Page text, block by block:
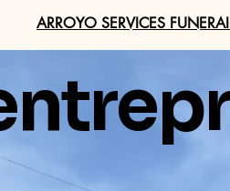
ARROYO SERVICES